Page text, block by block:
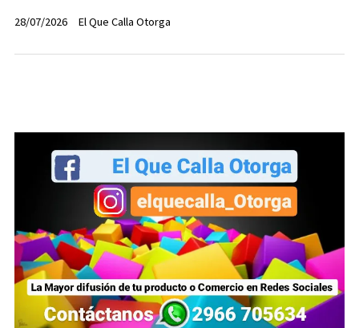
El Que Calla Otorga
28/07/2026